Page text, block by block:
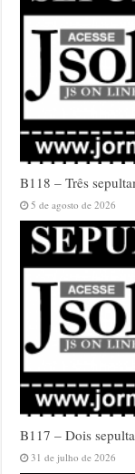
B118 – Três
5 de agosto de 2026
B117 – Dois
31 de julho de 2026